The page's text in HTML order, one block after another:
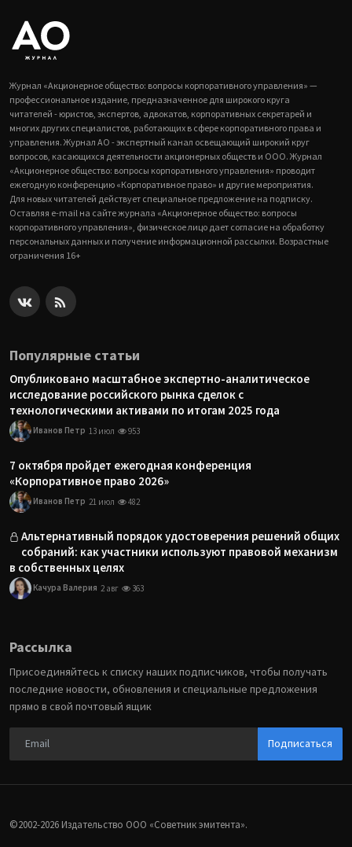
Журнал «Акционерное общество: вопросы корпоративного управления» —
профессиональное издание, предназначенное для широкого круга
читателей - юристов, экспертов, адвокатов, корпоративных секретарей и
многих других специалистов, работающих в сфере корпоративного права и
управления. Журнал АО - экспертный канал освещающий широкий круг
вопросов, касающихся деятельности акционерных обществ и ООО. Журнал
«Акционерное общество: вопросы корпоративного управления» проводит
ежегодную конференцию «Корпоративное право» и другие мероприятия.
Для новых читателей действует специальное предложение на подписку.
Оставляя e-mail на сайте журнала «Акционерное общество: вопросы
корпоративного управления», физическое лицо дает согласие на обработку
персональных данных и получение информационной рассылки. Возрастные
ограничения 16+
Популярные статьи
Опубликовано масштабное экспертно-аналитическое
исследование российского рынка сделок с
технологическими активами по итогам 2025 года
Иванов Петр 13 июл 953
7 октября пройдет ежегодная конференция
«Корпоративное право 2026»
Иванов Петр 21 июл 482
Альтернативный порядок удостоверения решений общих
собраний: как участники используют правовой механизм
в собственных целях
Качура Валерия 2 авг 363
Рассылка
Присоединяйтесь к списку наших подписчиков, чтобы получать
последние новости, обновления и специальные предложения
прямо в свой почтовый ящик
Подписаться
©2002-2026 Издательство ООО «‎Советник эмитента».